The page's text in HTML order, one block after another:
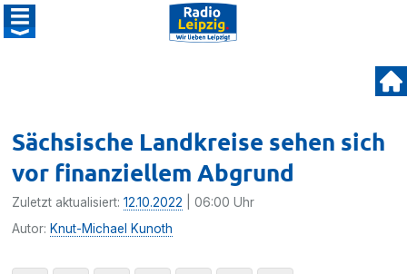
Sächsische Landkreise sehen sich
vor finanziellem Abgrund
Zuletzt aktualisiert:12.10.2022 | 06:00 Uhr
Autor: Knut-Michael Kunoth